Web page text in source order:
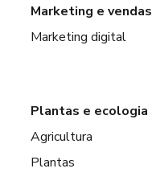
Marketing e vendas
Marketing digital
Plantas e ecologia
Agricultura
Plantas